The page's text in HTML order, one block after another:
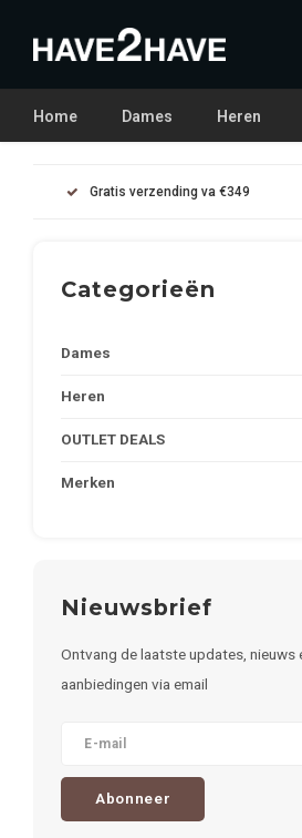
Home Dames Heren
Gratis verzending va €349
Categorieën
Dames
Heren
OUTLET DEALS
Merken
Nieuwsbrief
Ontvang de laatste updates, nieuws
aanbiedingen via email
Abonneer